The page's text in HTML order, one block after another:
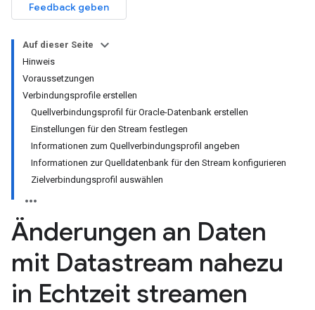
Feedback geben
Auf dieser Seite
Hinweis
Voraussetzungen
Verbindungsprofile erstellen
Quellverbindungsprofil für Oracle-Datenbank erstellen
Einstellungen für den Stream festlegen
Informationen zum Quellverbindungsprofil angeben
Informationen zur Quelldatenbank für den Stream konfigurieren
Zielverbindungsprofil auswählen
Änderungen an Daten
mit Datastream nahezu
in Echtzeit streamen